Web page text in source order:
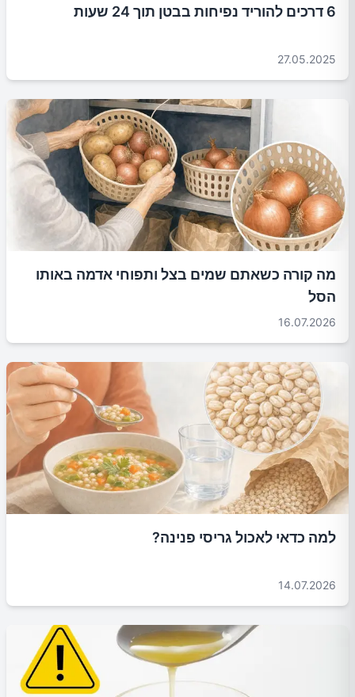
6 דרכים להוריד נפיחות בבטן תוך 24 שעות
27.05.2025
מה קורה כשאתם שמים בצל ותפוחי אדמה באותו
הסל
16.07.2026
למה כדאי לאכול גריסי פנינה?
14.07.2026